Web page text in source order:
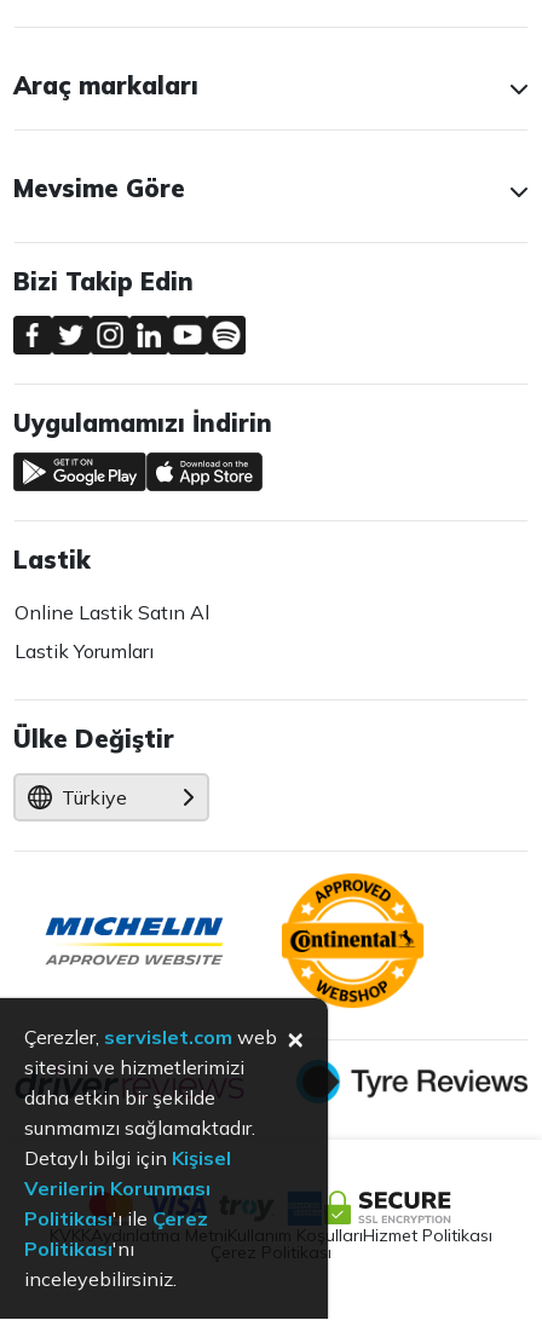
Araç markaları
Mevsime Göre
Bizi Takip Edin
Uygulamamızı İndirin
Lastik
Online Lastik Satın Al
Lastik Yorumları
Ülke Değiştir
Türkiye
Aydınlatma Metni Kullanım KoşullarıHizmet Politikası
Çerez Politikası
Çerezler, servislet.com web
sitesini ve hizmetlerimizi
daha etkin bir şekilde
sunmamızı sağlamaktadır.
Detaylı bilgi için Kişisel
Verilerin Korunması
Politikası'ı ile Çerez
Politikası'nı
inceleyebilirsiniz.
×